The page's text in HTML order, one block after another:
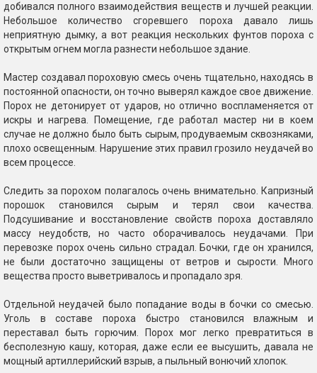
добивался полного взаимодействия веществ и лучшей реакции.
Небольшое количество сгоревшего пороха давало лишь
неприятную дымку, а вот реакция нескольких фунтов пороха с
открытым огнем могла разнести небольшое здание.
Мастер создавал пороховую смесь очень тщательно, находясь в
постоянной опасности, он точно выверял каждое свое движение.
Порох не детонирует от ударов, но отлично воспламеняется от
искры и нагрева. Помещение, где работал мастер ни в коем
случае не должно было быть сырым, продуваемым сквозняками,
плохо освещенным. Нарушение этих правил грозило неудачей во
всем процессе.
Следить за порохом полагалось очень внимательно. Капризный
порошок становился сырым и терял свои качества.
Подсушивание и восстановление свойств пороха доставляло
массу неудобств, но часто оборачивалось неудачами. При
перевозке порох очень сильно страдал. Бочки, где он хранился,
не были достаточно защищены от ветров и сырости. Много
вещества просто выветривалось и пропадало зря.
Отдельной неудачей было попадание воды в бочки со смесью.
Уголь в составе пороха быстро становился влажным и
переставал быть горючим. Порох мог легко превратиться в
бесполезную кашу, которая, даже если ее высушить, давала не
мощный артиллерийский взрыв, а пыльный вонючий хлопок.